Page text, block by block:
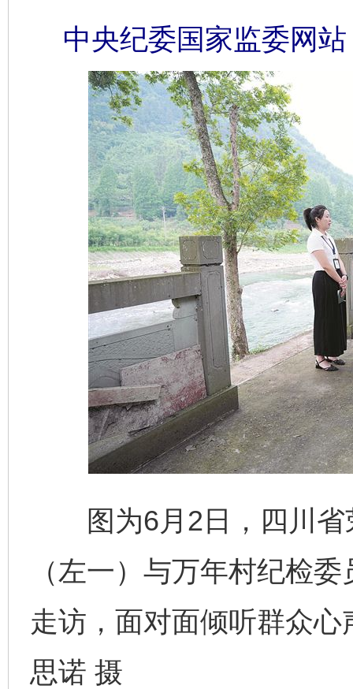
中央纪委国家监委网
图为6月2日，四川省
（左一）与万年村纪检
走访，面对面倾听群众
思诺 摄